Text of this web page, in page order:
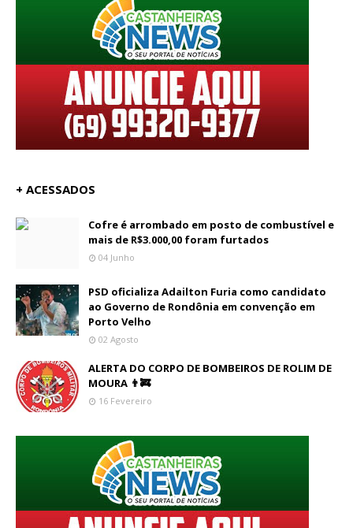
+ ACESSADOS
Cofre é arrombado em posto de combustível e
mais de R$3.000,00 foram furtados
04 Junho
PSD oficializa Adailton Furia como candidato
ao Governo de Rondônia em convenção em
Porto Velho
02 Agosto
ALERTA DO CORPO DE BOMBEIROS DE ROLIM DE
MOURA 👨‍🚒
16 Fevereiro